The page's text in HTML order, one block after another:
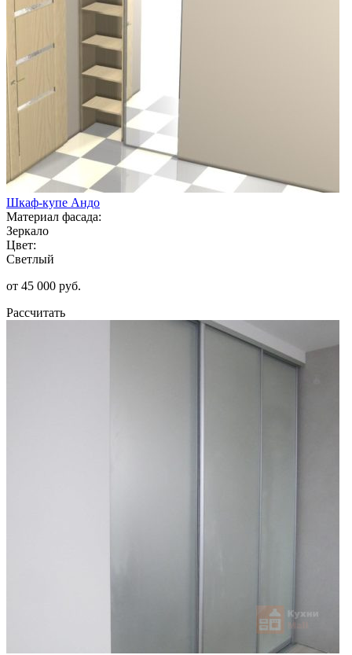
Шкаф-купе Андо
Материал фасада:
Зеркало
Цвет:
Светлый
от 45 000 руб.
Рассчитать